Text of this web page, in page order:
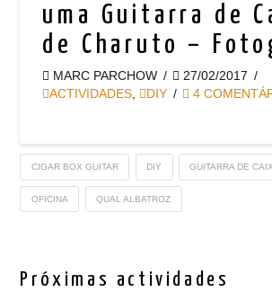
uma Guitarra de
de Charuto –
MARC PARCHOW
27/02/2017
ACTIVIDADES
DIY 4
CIGAR BOX GUITAR DIY GUITARRA DE
OFICINA QUAL ALBATROZ
Próximas actividades